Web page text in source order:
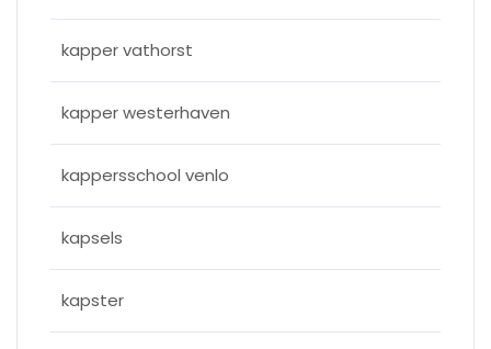
kapper vathorst
kapper westerhaven
kappersschool venlo
kapsels
kapster